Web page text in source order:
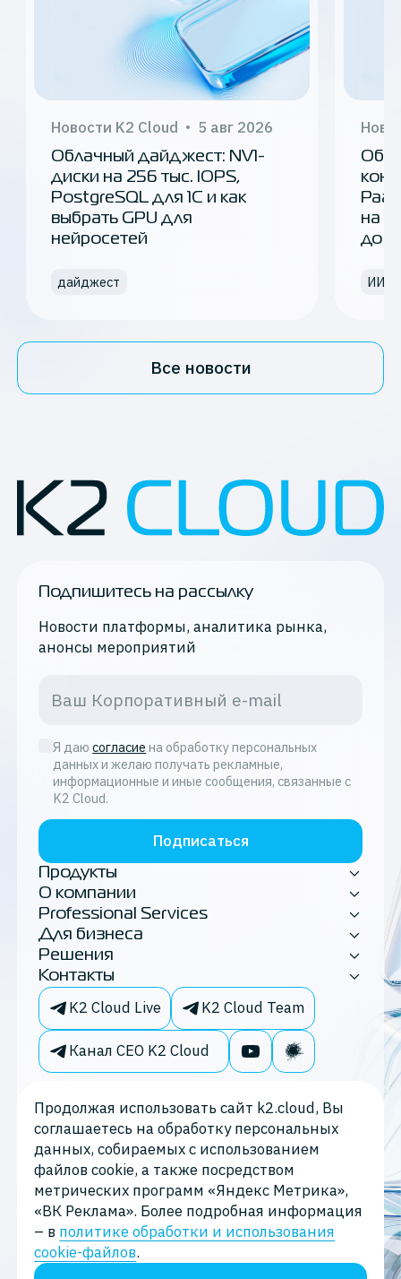
Новости K2 Cloud 5 авг 2026
Облачный дайджест: NV1-
диски на 256 тыс. IOPS,
PostgreSQL для 1С и как
выбрать GPU для
нейросетей
дайджест
на
до
ИИ
Все новости
Подпишитесь на рассылку
Новости платформы, аналитика рынка,
анонсы мероприятий
Я даю согласие на обработку персональных
данных и желаю получать рекламные,
информационные и иные сообщения, связанные с
K2 Cloud.
Подписаться
Продукты
О компании
Professional Services
Для бизнеса
Решения
Контакты
K2 Cloud Live K2 Cloud Team
Канал CEO K2 Cloud
Политика конфиденциальности
Продолжая использовать сайт k2.cloud, Вы
соглашаетесь на обработку персональных
данных, собираемых с использованием
файлов cookie, а также посредством
метрических программ «Яндекс Метрика»,
«ВК Реклама». Более подробная информация
– в политике обработки и использования
cookie-файлов.